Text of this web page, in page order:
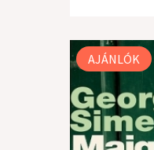
AJÁNLÓK